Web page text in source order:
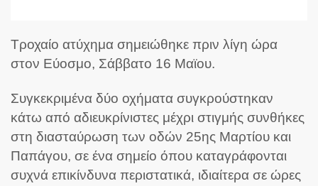
Τροχαίο ατύχημα σημειώθηκε πριν λίγη ώρα
στον Εύοσμο, Σάββατο 16 Μαϊου.
Συγκεκριμένα δύο οχήματα συγκρούστηκαν
κάτω από αδιευκρίνιστες μέχρι στιγμής συνθήκες
στη διασταύρωση των οδών 25ης Μαρτίου και
Παπάγου, σε ένα σημείο όπου καταγράφονται
συχνά επικίνδυνα περιστατικά, ιδιαίτερα σε ώρες